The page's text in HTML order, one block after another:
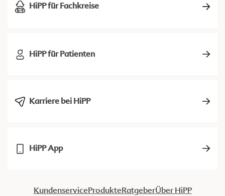
HiPP für Fachkreise
HiPP für Patienten
Karriere bei HiPP
HiPP App
KundenserviceProdukteRatgeberÜber HiPP